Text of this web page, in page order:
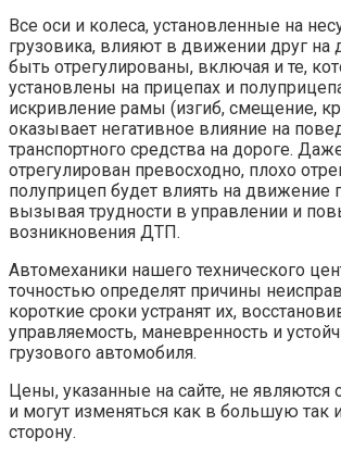
Все оси и колеса, установленные на
грузовика, влияют в движении друг на
быть отрегулированы, включая и те,
установлены на прицепах и
искривление рамы (изгиб, смещение,
оказывает негативное влияние на
транспортного средства на дороге.
отрегулирован превосходно, плохо
полуприцеп будет влиять на движение
вызывая трудности в управлении и
возникновения ДТП.
Автомеханики нашего технического
точностью определят причины
короткие сроки устранят их,
управляемость, маневренность и
грузового автомобиля.
Цены, указанные на сайте, не являются
и могут изменяться как в большую
сторону.